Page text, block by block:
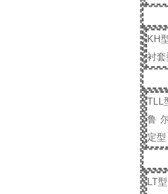
KH
衬套
TLL
鲁
定型
LT型